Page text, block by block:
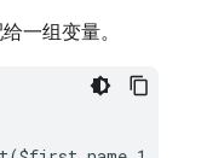
一组变量。